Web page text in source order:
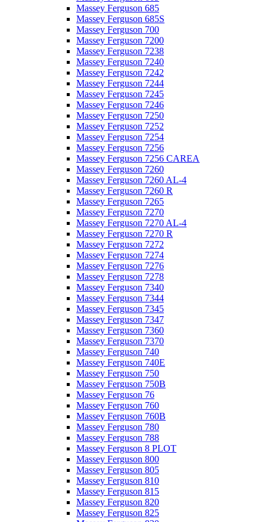
Massey Ferguson 685
Massey Ferguson 685S
Massey Ferguson 700
Massey Ferguson 7200
Massey Ferguson 7238
Massey Ferguson 7240
Massey Ferguson 7242
Massey Ferguson 7244
Massey Ferguson 7245
Massey Ferguson 7246
Massey Ferguson 7250
Massey Ferguson 7252
Massey Ferguson 7254
Massey Ferguson 7256
Massey Ferguson 7256 CAREA
Massey Ferguson 7260
Massey Ferguson 7260 AL-4
Massey Ferguson 7260 R
Massey Ferguson 7265
Massey Ferguson 7270
Massey Ferguson 7270 AL-4
Massey Ferguson 7270 R
Massey Ferguson 7272
Massey Ferguson 7274
Massey Ferguson 7276
Massey Ferguson 7278
Massey Ferguson 7340
Massey Ferguson 7344
Massey Ferguson 7345
Massey Ferguson 7347
Massey Ferguson 7360
Massey Ferguson 7370
Massey Ferguson 740
Massey Ferguson 740E
Massey Ferguson 750
Massey Ferguson 750B
Massey Ferguson 76
Massey Ferguson 760
Massey Ferguson 760B
Massey Ferguson 780
Massey Ferguson 788
Massey Ferguson 8 PLOT
Massey Ferguson 800
Massey Ferguson 805
Massey Ferguson 810
Massey Ferguson 815
Massey Ferguson 820
Massey Ferguson 825